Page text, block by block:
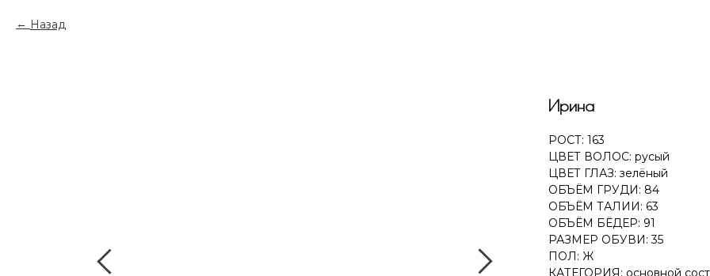
Назад
Ирина
РОСТ: 163
ЦВЕТ ВОЛОС: русый
ЦВЕТ ГЛАЗ: зелёный
ОБЪЁМ ГРУДИ: 84
ОБЪЁМ ТАЛИИ: 63
ОБЪЁМ БЁДЕР: 91
РАЗМЕР ОБУВИ: 35
ПОЛ: Ж
КАТЕГОРИЯ: основной